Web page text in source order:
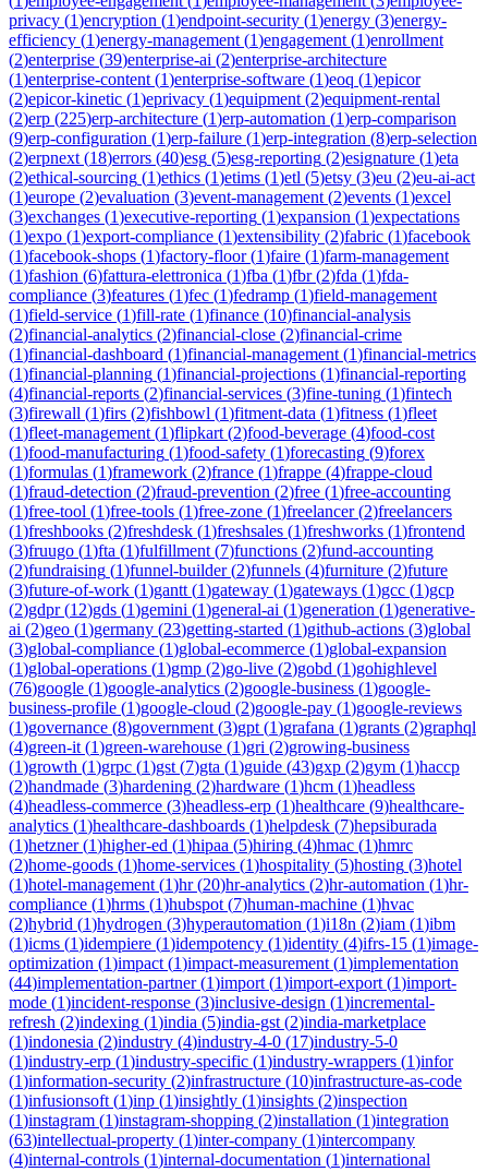
privacy (1)encryption (1)endpoint-security (1)energy (3)energy-
efficiency (1)energy-management (1)engagement (1)enrollment
(2)enterprise (39)enterprise-ai (2)enterprise-architecture
(1)enterprise-content (1)enterprise-software (1)eoq (1)epicor
(2)epicor-kinetic (1)eprivacy (1)equipment (2)equipment-rental
(2)erp (225)erp-architecture (1)erp-automation (1)erp-comparison
(9)erp-configuration (1)erp-failure (1)erp-integration (8)erp-selection
(2)erpnext (18)errors (40)esg (5)esg-reporting (2)esignature (1)eta
(2)ethical-sourcing (1)ethics (1)etims (1)etl (5)etsy (3)eu (2)eu-ai-act
(1)europe (2)evaluation (3)event-management (2)events (1)excel
(3)exchanges (1)executive-reporting (1)expansion (1)expectations
(1)expo (1)export-compliance (1)extensibility (2)fabric (1)facebook
(1)facebook-shops (1)factory-floor(1)faire (1)farm-management
(1)fashion (6)fattura-elettronica (1)fba (1)fbr(2)fda (1)fda-
compliance (3)features (1)fec (1)fedramp (1)field-management
(1)field-service (1)fill-rate (1)finance (10)financial-analysis
(2)financial-analytics (2)financial-close (2)financial-crime
(1)financial-dashboard (1)financial-management (1)financial-metrics
(1)financial-planning (1)financial-projections (1)financial-reporting
(4)financial-reports (2)financial-services (3)fine-tuning (1)fintech
(3)firewall (1)firs (2)fishbowl (1)fitment-data (1)fitness (1)fleet
(1)fleet-management (1)flipkart (2)food-beverage (4)food-cost
(1)food-manufacturing (1)food-safety (1)forecasting (9)forex
(1)formulas (1)framework (2)france (1)frappe (4)frappe-cloud
(1)fraud-detection (2)fraud-prevention (2)free (1)free-accounting
(1)free-tool (1)free-tools (1)free-zone (1)freelancer(2)freelancers
(1)freshbooks (2)freshdesk (1)freshsales (1)freshworks (1)frontend
(3)fruugo (1)fta (1)fulfillment (7)functions (2)fund-accounting
(2)fundraising (1)funnel-builder(2)funnels (4)furniture (2)future
(3)future-of-work (1)gantt (1)gateway (1)gateways (1)gcc (1)gcp
(2)gdpr(12)gds (1)gemini (1)general-ai (1)generation (1)generative-
ai (2)geo (1)germany (23)getting-started (1)github-actions (3)global
(3)global-compliance (1)global-ecommerce (1)global-expansion
(1)global-operations (1)gmp (2)go-live (2)gobd (1)gohighlevel
(76)google (1)google-analytics (2)google-business (1)google-
business-profile (1)google-cloud (2)google-pay (1)google-reviews
(1)governance (8)government (3)gpt (1)grafana (1)grants (2)graphql
(4)green-it (1)green-warehouse (1)gri (2)growing-business
(1)growth (1)grpc (1)gst (7)gta (1)guide (43)gxp (2)gym (1)haccp
(2)handmade (3)hardening (2)hardware (1)hcm (1)headless
(4)headless-commerce (3)headless-erp (1)healthcare (9)healthcare-
analytics (1)healthcare-dashboards (1)helpdesk (7)hepsiburada
(1)hetzner(1)higher-ed (1)hipaa (5)hiring (4)hmac (1)hmrc
(2)home-goods (1)home-services (1)hospitality (5)hosting (3)hotel
(1)hotel-management (1)hr(20)hr-analytics (2)hr-automation (1)hr-
compliance (1)hrms (1)hubspot (7)human-machine (1)hvac
(2)hybrid (1)hydrogen (3)hyperautomation (1)i18n (2)iam (1)ibm
(1)icms (1)idempiere (1)idempotency (1)identity (4)ifrs-15 (1)image-
optimization (1)impact (1)impact-measurement (1)implementation
(44)implementation-partner(1)import (1)import-export (1)import-
mode (1)incident-response (3)inclusive-design (1)incremental-
refresh (2)indexing (1)india (5)india-gst (2)india-marketplace
(1)indonesia (2)industry (4)industry-4-0 (17)industry-5-0
(1)industry-erp (1)industry-specific (1)industry-wrappers (1)infor
(1)information-security (2)infrastructure (10)infrastructure-as-code
(1)infusionsoft (1)inp (1)insightly (1)insights (2)inspection
(1)instagram (1)instagram-shopping (2)installation (1)integration
(63)intellectual-property (1)inter-company (1)intercompany
(4)internal-controls (1)internal-documentation (1)international